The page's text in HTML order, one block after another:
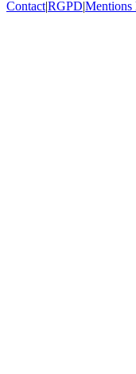
Contact|RGPD|Mentions